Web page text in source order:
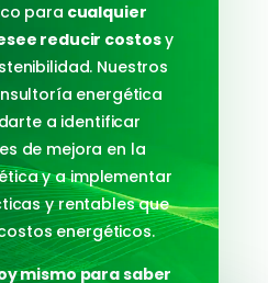
para cualquier
reducir costosy
Nuestros
energética
a identificar
de mejora en la
y a implementar
y rentables que
energéticos.
mismo para saber